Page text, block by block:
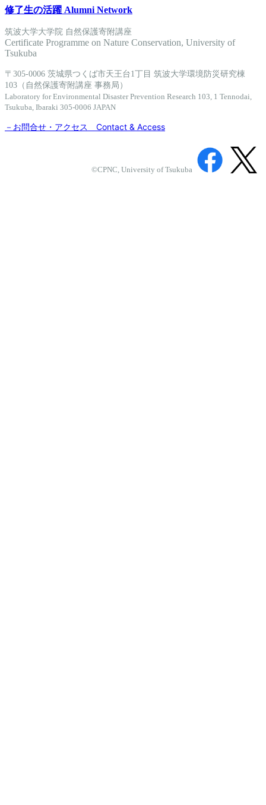
修了生の活躍 Alumni Network
筑波大学大学院 自然保護寄附講座
Certificate Programme on Nature Conservation, University of
Tsukuba
〒305-0006 茨城県つくば市天王台1丁目 筑波大学環境防災研究棟
103（自然保護寄附講座 事務局）
Laboratory for Environmental Disaster Prevention Research 103, 1 Tennodai,
Tsukuba, Ibaraki 305-0006 JAPAN
－お問合せ・アクセス Contact & Access
©CPNC, University of Tsukuba